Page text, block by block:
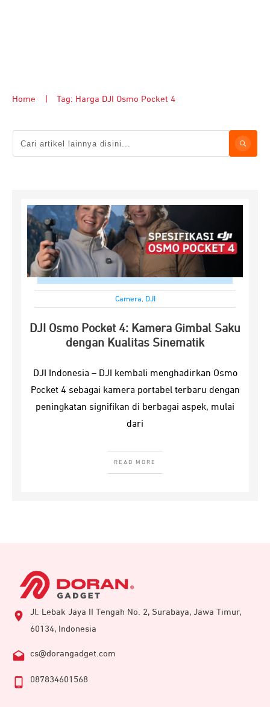
Home Tag: Harga DJI Osmo Pocket 4
Camera, DJI
DJI Osmo Pocket 4: Kamera Gimbal Saku
dengan Kualitas Sinematik
DJI Indonesia – DJI kembali menghadirkan Osmo
Pocket 4 sebagai kamera portabel terbaru dengan
peningkatan signifikan di berbagai aspek, mulai
dari
READ MORE
Jl. Lebak Jaya II Tengah No. 2, Surabaya, Jawa Timur,
60134, Indonesia
cs@dorangadget.com
087834601568